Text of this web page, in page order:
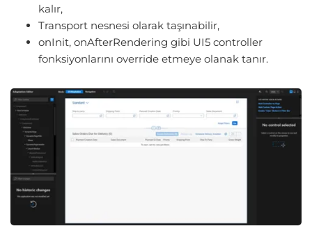
kalır,
Transport nesnesi olarak taşınabilir,
onInit, onAfterRendering gibi UI5 controller
fonksiyonlarını override etmeye olanak tanır.